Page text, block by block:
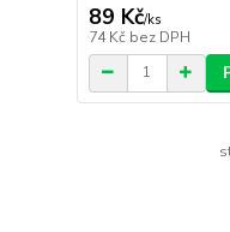
89 Kč/ks
74 Kč bez DPH